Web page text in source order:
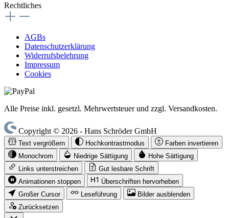
Rechtliches
AGBs
Datenschutzerklärung
Widerrufsbelehrung
Impressum
Cookies
Alle Preise inkl. gesetzl. Mehrwertsteuer und zzgl. Versandkosten.
Copyright © 2026 - Hans Schröder GmbH
Text vergrößern Hochkontrastmodus
Farben invertieren
Monochrom
Niedrige Sättigung
Hohe Sättigung
Links unterstreichen
Gut lesbare Schrift
Animationen stoppen
Überschriften hervorheben
Großer Cursor
Leseführung
Bilder ausblenden
Zurücksetzen